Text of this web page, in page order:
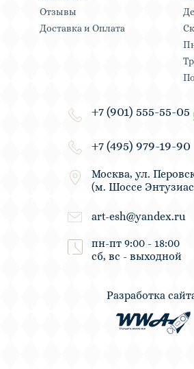
Отзывы
Доставка и Оплата
+7 (901) 555-55-05
+7 (495) 979-19-90
Москва, ул.
(м. Шоссе
art-esh@yandex.ru
пн-пт 9:00 - 18:00
сб, вс - выходной
Разработка